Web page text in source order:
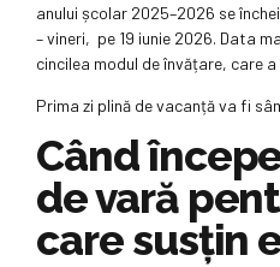
anului școlar 2025–2026 se
– vineri, pe 19 iunie 2026. Data
cincilea modul de învățare, care
Prima zi plină de vacanță va fi
Când
de vară
care susțin